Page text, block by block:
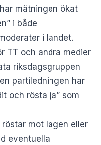
mätningen ökat
i både
i landet.
TT och andra medier
riksdagsgruppen
partiledningen har
och rösta ja” som
mot lagen eller
eventuella